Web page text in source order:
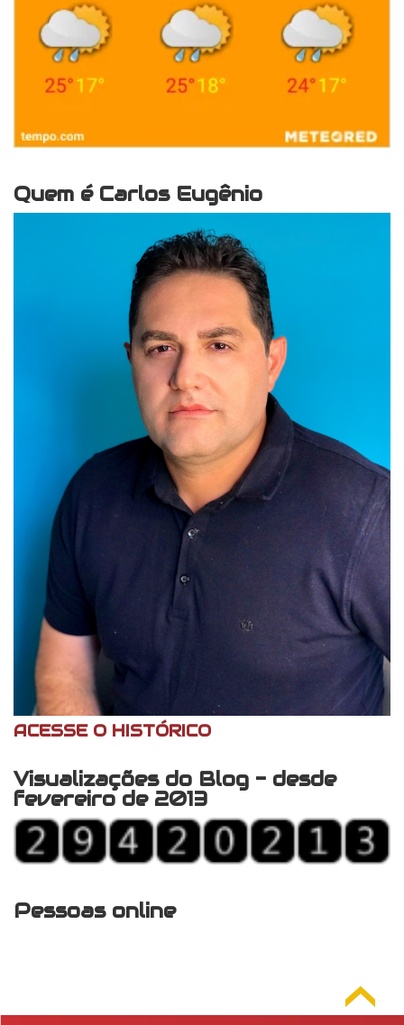
Quem é Carlos Eugênio
ACESSE O HISTÓRICO
Visualizações do Blog - desde
fevereiro de 2013
Pessoas online